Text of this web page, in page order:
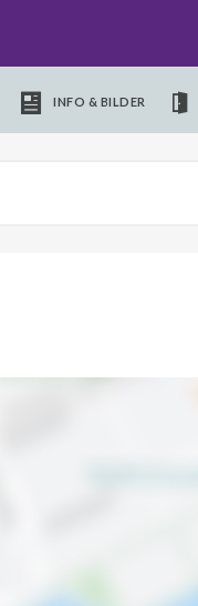
INFO & BILDER